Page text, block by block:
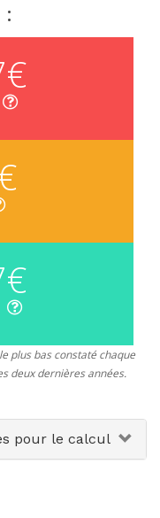
:
plus bas constaté chaque
deux dernières années.
pour le calcul